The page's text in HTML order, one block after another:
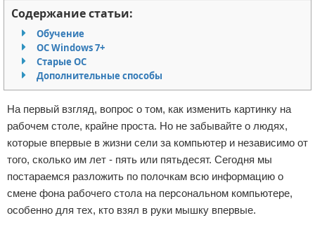
Контакты
Сотрудничество
Размещение рекламы
Для правообладателей
Условия предоставления информации
Отказ от ответственности
Содержание статьи:
Обучение
ОС Windows 7+
Старые ОС
Дополнительные способы
На первый взгляд, вопрос о том, как изменить картинку на
рабочем столе, крайне проста. Но не забывайте о людях,
которые впервые в жизни сели за компьютер и независимо от
того, сколько им лет - пять или пятьдесят. Сегодня мы
постараемся разложить по полочкам всю информацию о
смене фона рабочего стола на персональном компьютере,
особенно для тех, кто взял в руки мышку впервые.